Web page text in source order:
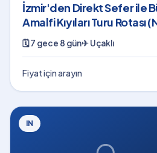
İzmir'den Direkt Sefer ile
Amalfi Kıyıları Turu
🗓7 gece 8 gün✈Uçaklı
Fiyat için arayın
IN